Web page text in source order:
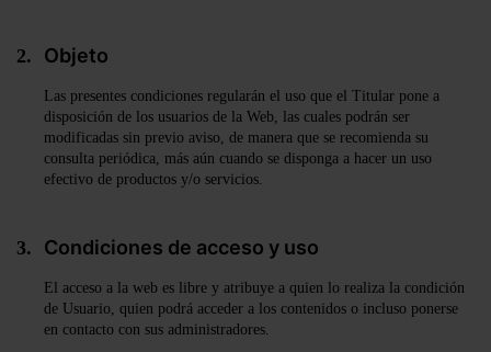
Objeto
Las presentes condiciones regularán el uso que el Titular pone a
disposición de los usuarios de la Web, las cuales podrán ser
modificadas sin previo aviso, de manera que se recomienda su
consulta periódica, más aún cuando se disponga a hacer un uso
efectivo de productos y/o servicios.
Condiciones de acceso y uso
El acceso a la web es libre y atribuye a quien lo realiza la condición
de Usuario, quien podrá acceder a los contenidos o incluso ponerse
en contacto con sus administradores.